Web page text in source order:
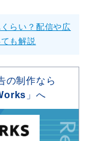
らい？配信や広
も解説
の制作なら
」へ